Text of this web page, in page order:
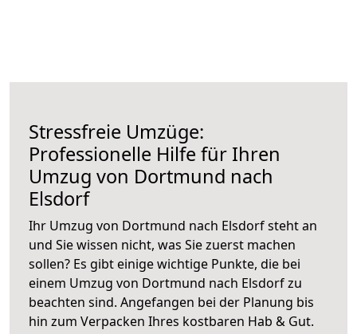
Stressfreie Umzüge:
Professionelle Hilfe für Ihren
Umzug von Dortmund nach
Elsdorf
Ihr Umzug von Dortmund nach Elsdorf steht an
und Sie wissen nicht, was Sie zuerst machen
sollen? Es gibt einige wichtige Punkte, die bei
einem Umzug von Dortmund nach Elsdorf zu
beachten sind. Angefangen bei der Planung bis
hin zum Verpacken Ihres kostbaren Hab & Gut.